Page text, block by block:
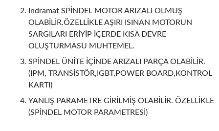
Indramat SPİNDEL MOTOR ARIZALI OLMUŞ
OLABİLİR.ÖZELLİKLE AŞIRI ISINAN MOTORUN
SARGILARI ERİYİP İÇERDE KISA DEVRE
OLUŞTURMASU MUHTEMEL.
SPİNDEL ÜNİTE İÇİNDE ARIZALI PARÇA OLABİLİR.
(IPM, TRANSİSTÖR,IGBT,POWER BOARD,KONTROL
KARTI)
YANLIŞ PARAMETRE GİRİLMİŞ OLABİLİR. ÖZELLİKLE
(SPİNDEL MOTOR PARAMETRESİ)